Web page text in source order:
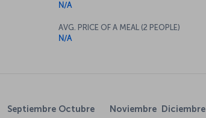
N/A
AVG. PRICE OF A MEAL (2 PEOPLE)
N/A
Septiembre Octubre Noviembre Diciembre